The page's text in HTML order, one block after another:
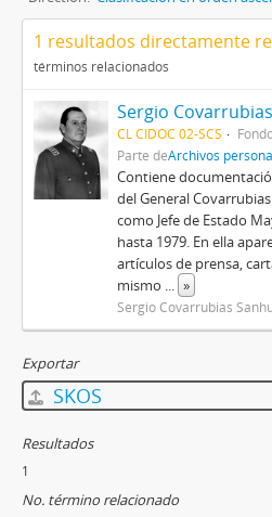
1 resultados directamente
términos relacionados
Sergio
CL CIDOC 02-SCS
Parte deArchivos
Contiene
del General
como Jefe de Estado
hasta 1979. En ella
artículos de prensa,
mismo ... »
Sergio Covarrubias
Exportar
SKOS
Resultados
1
No. término relacionado